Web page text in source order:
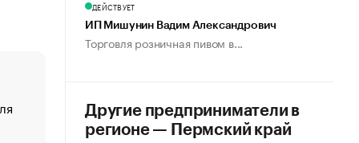
«От спорта тело стареет иначе». Как живет глава
создавшей GTA
ДЕЙСТВУЕТ
ИП Мишунин Вадим Александрович
Торговля розничная пивом в...
Другие предприниматели в
регионе — Пермский край